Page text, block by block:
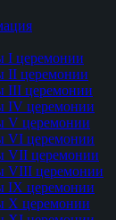
I церемонии
II церемонии
III церемонии
IV церемонии
V церемонии
VI церемонии
VII церемонии
VIII церемонии
IX церемонии
Х церемонии